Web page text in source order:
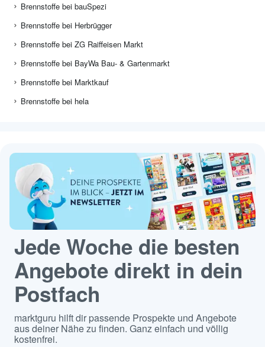
Brennstoffe bei bauSpezi
Brennstoffe bei Herbrügger
Brennstoffe bei ZG Raiffeisen Markt
Brennstoffe bei BayWa Bau- & Gartenmarkt
Brennstoffe bei Marktkauf
Brennstoffe bei hela
Jede Woche die besten
Angebote direkt in dein
Postfach
marktguru hilft dir passende Prospekte und Angebote
aus deiner Nähe zu finden. Ganz einfach und völlig
kostenfrei.